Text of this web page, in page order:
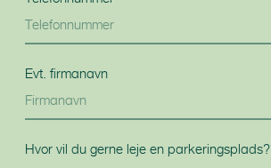
Evt. firmanavn
Hvor vil du gerne leje en parkeringsplads?